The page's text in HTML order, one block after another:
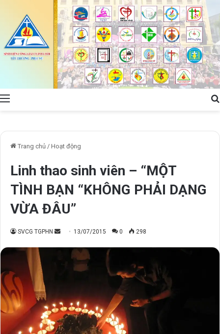
Menu
Trang chủ / Hoạt động
Linh thao sinh viên – “MỘT
TÌNH BẠN “KHÔNG PHẢI DẠNG
VỪA ĐÂU”
SVCG TGPHN
Send 13/07/2015 0 298